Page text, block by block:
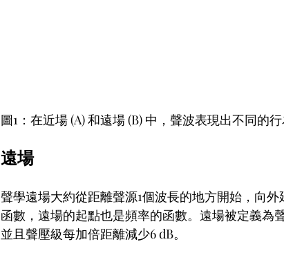
圖1：在近場 (A) 和遠場 (B) 中，聲波表現出不同的行
遠場
聲學遠場大約從距離聲源1個波長的地方開始，向
函數，遠場的起點也是頻率的函數。遠場被定義為
並且聲壓級每加倍距離減少6 dB。